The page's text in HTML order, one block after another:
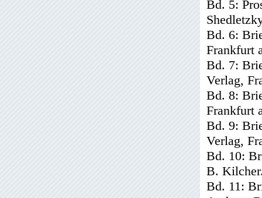
Bd. 5:
Bd. 6:
Frankfurt
Bd. 7:
Verlag,
Bd. 8:
Frankfurt
Bd. 9:
Verlag,
Bd. 10:
B.
Bd. 11: